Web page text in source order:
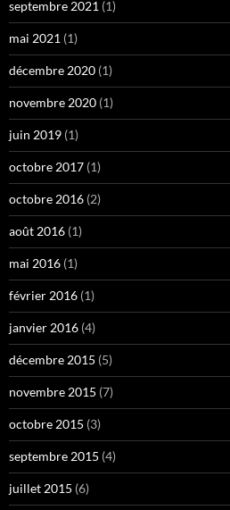
septembre 2021 (1)
mai 2021 (1)
décembre 2020 (1)
novembre 2020 (1)
juin 2019 (1)
octobre 2017 (1)
octobre 2016 (2)
août 2016 (1)
mai 2016 (1)
février 2016 (1)
janvier 2016 (4)
décembre 2015 (5)
novembre 2015 (7)
octobre 2015 (3)
septembre 2015 (4)
juillet 2015 (6)